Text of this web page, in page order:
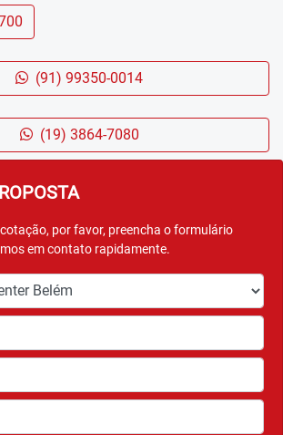
por favor, preencha o formulário
em contato rapidamente.
(91) 99350-0014
(19) 3864-7080